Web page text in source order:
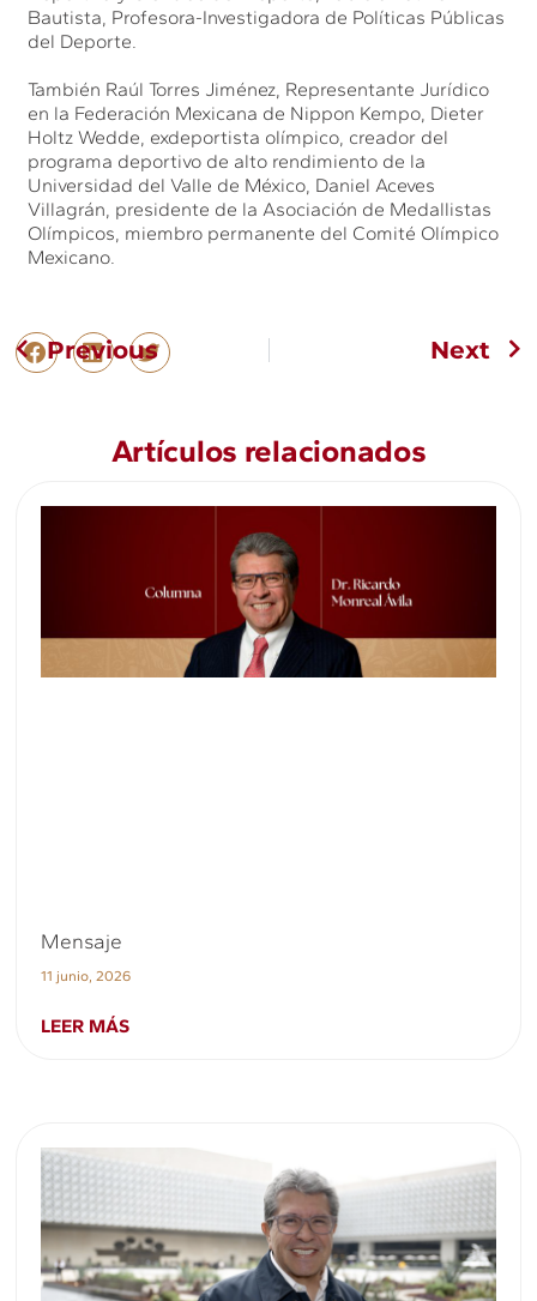
Bautista, Profesora-Investigadora de Políticas Públicas
del Deporte.
También Raúl Torres Jiménez, Representante Jurídico
en la Federación Mexicana de Nippon Kempo, Dieter
Holtz Wedde, exdeportista olímpico, creador del
programa deportivo de alto rendimiento de la
Universidad del Valle de México, Daniel Aceves
Villagrán, presidente de la Asociación de Medallistas
Olímpicos, miembro permanente del Comité Olímpico
Mexicano.
Previous Next
Artículos relacionados
Mensaje
11 junio, 2026
LEER MÁS